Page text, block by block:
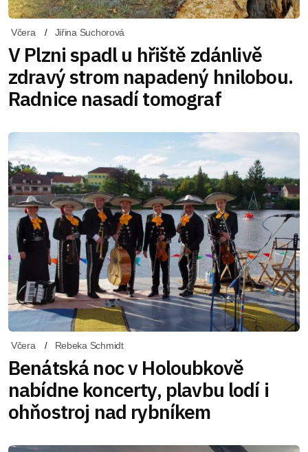
Včera Jiřina Suchorová
V Plzni spadl u hřiště zdánlivě
zdravý strom napadený hnilobou.
Radnice nasadí tomograf
Včera Rebeka Schmidt
Benátská noc v Holoubkově
nabídne koncerty, plavbu lodí i
ohňostroj nad rybníkem